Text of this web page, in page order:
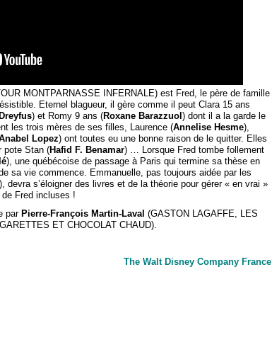
MONTPARNASSE INFERNALE) est Fred, le père de famille
Eternel blagueur, il gère comme il peut Clara 15 ans
) et Romy 9 ans (Roxane Barazzuol ) dont il a la garde le
les trois mères de ses filles, Laurence (Annelise Hesme),
Lopez) ont toutes eu une bonne raison de le quitter. Elles
pote Stan (Hafid F. Benamar) … Lorsque Fred tombe follement
), une québécoise de passage à Paris qui termine sa thèse en
sa vie commence. Emmanuelle, pas toujours aidée par les
), devra s’éloigner des livres et de la théorie pour gérer « en vrai »
Fred incluses !
par Pierre-François Martin-Laval (GASTON LAGAFFE, LES
ET CHOCOLAT CHAUD).
The Walt Disney Company France